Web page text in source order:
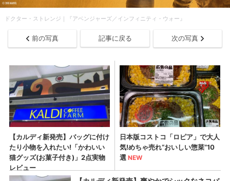
ドクター・ストレンジ｜『アベンジャーズ／インフィニティ・ウォー』
前の写真 記事に戻る 次の写真